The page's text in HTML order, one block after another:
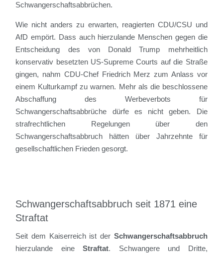
Schwangerschaftsabbrüchen.
Wie nicht anders zu erwarten, reagierten CDU/CSU und
AfD empört. Dass auch hierzulande Menschen gegen die
Entscheidung des von Donald Trump mehrheitlich
konservativ besetzten US-Supreme Courts auf die Straße
gingen, nahm CDU-Chef Friedrich Merz zum Anlass vor
einem Kulturkampf zu warnen. Mehr als die beschlossene
Abschaffung des Werbeverbots für
Schwangerschaftsabbrüche dürfe es nicht geben. Die
strafrechtlichen Regelungen über den
Schwangerschaftsabbruch hätten über Jahrzehnte für
gesellschaftlichen Frieden gesorgt.
Schwangerschaftsabbruch seit 1871 eine
Straftat
Seit dem Kaiserreich ist der Schwangerschaftsabbruch
hierzulande eineStraftat. Schwangere und Dritte,